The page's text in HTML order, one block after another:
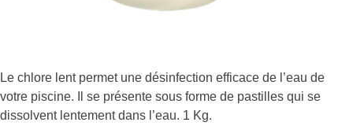
Le chlore lent permet une désinfection efficace de l’eau de
votre piscine. Il se présente sous forme de pastilles qui se
dissolvent lentement dans l’eau. 1 Kg.